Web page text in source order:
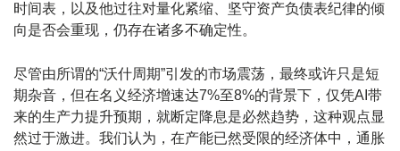
时间表，以及他过往对量化紧缩、坚守资产负债表纪律的倾
向是否会重现， 仍存在诸多不确定性。
尽管由所谓的“沃什周期”引发的市场震荡，最终或许只是短
期杂音，但在名义经济增速达7%至8%的背景下，仅凭AI 带
来的生产力提升预期，就断定降息是必然趋势，这种观点显
然过于激进。我们认为，在产能已然受限的经济体中，通胀